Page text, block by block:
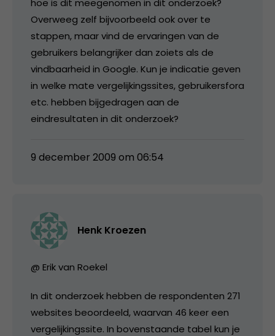
Overweeg zelf bijvoorbeeld ook over te
stappen, maar vind de ervaringen van de
gebruikers belangrijker dan zoiets als de
vindbaarheid in Google. Kun je indicatie geven
in welke mate vergelijkingssites, gebruikersfora
etc. hebben bijgedragen aan de
eindresultaten in dit onderzoek?
9 december 2009 om 06:54
Henk Kroezen
@ Erik van Roekel
In dit onderzoek hebben de respondenten 271
websites beoordeeld, waarvan 46 keer een
vergelijkingssite. In bovenstaande tabel kun je